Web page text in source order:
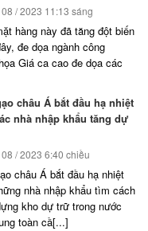
/ 2023 11:13 sáng
hàng này đã tăng đột biến
đe dọa ngành công
Giá ca cao đe dọa các
châu Á bắt đầu hạ nhiệt
nhà nhập khẩu tăng dự
/ 2023 6:40 chiều
châu Á bắt đầu hạ nhiệt
nhà nhập khẩu tìm cách
kho dự trữ trong nước
toàn cầ[...]